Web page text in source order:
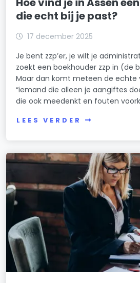
die echt bij je past?
17 december 2025
Je bent zzp’er, je wilt je
zoekt een boekhouder zzp in (de
Maar dan komt meteen de echte
“iemand die alleen je aangiftes
die ook meedenkt en fouten
LEES VERDER